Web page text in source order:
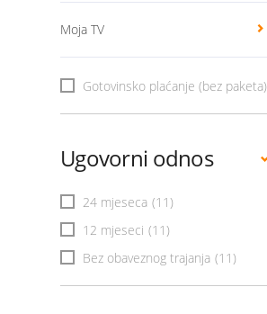
Moja TV
Gotovinsko plaćanje (bez paketa)
Ugovorni odnos
24 mjeseca (11)
12 mjeseci (11)
Bez obaveznog trajanja (11)